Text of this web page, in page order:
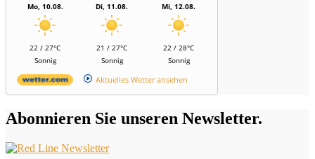
Mo, 10.08.
22 / 27°C
Sonnig
Di, 11.08.
21 / 27°C
Sonnig
Mi, 12.08.
22 / 28°C
Sonnig
Aktuelles Wetter ansehen
Abonnieren Sie unseren Newsletter.